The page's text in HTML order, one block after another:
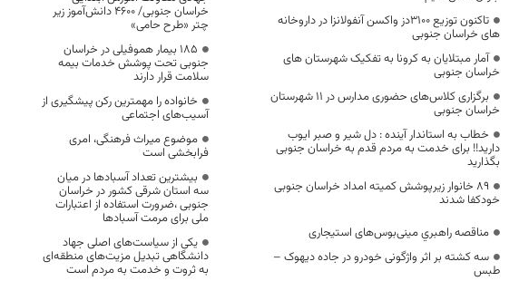
تاکنون توزیع ۳۱۰۰دز واکسن آنفولانزا در داروخانه
های خراسان جنوبی
آمار مبتلایان به کرونا به تفکیک شهرستان های
خراسان جنوبی
برگزاری کلاس‌های حضوری مدارس در ۱۱ شهرستان
خراسان جنوبی
خطاب به استاندار آینده : دل شیر و صبر ایوب
دارید!! برای خدمت به مردم قدم به خراسان جنوبی
بگذارید
۸۹ خانوار زیرپوشش کمیته امداد خراسان جنوبی
خودکفا شدند
مناقصه راهبري مینی‌بوس‌های استیجاری
سه کشته بر اثر واژگونی خودرو در جاده دیهوک –
طبس
خراسان جنوبی/ ۴۶۰۰ دانش‌آموز زیر
چتر «طرح حامی»
۱۸۵ بیمار هموفیلی در خراسان
جنوبی تحت پوشش خدمات بیمه
سلامت قرار دارند
خانواده را مهمترین رکن پیشگیری از
آسیب‌های اجتماعی
موضوع میراث فرهنگی، امری
فرابخشی است
بیشترین تعداد آسبادها در میان
سه استان شرقی کشور در خراسان
جنوبی ،ضرورت استفاده از اعتبارات
ملی برای مرمت آسبادها
یکی از سیاست‌های اصلی جهاد
دانشگاهی تبدیل مزیت‌های منطقه‌ای
به ثروت و خدمت به مردم است